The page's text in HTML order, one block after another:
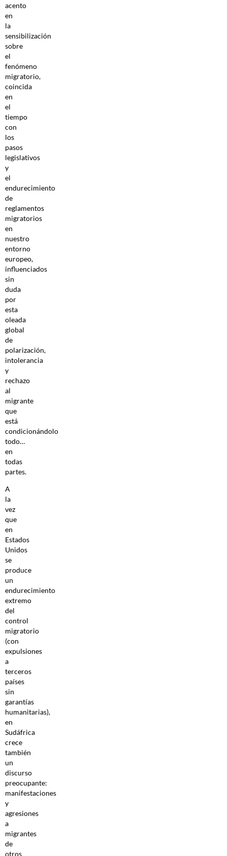
acento
en
la
sensibilización
sobre
el
fenómeno
migratorio,
coincida
en
el
tiempo
con
los
pasos
legislativos
y
el
endurecimiento
de
reglamentos
migratorios
en
nuestro
entorno
europeo,
influenciados
sin
duda
por
esta
oleada
global
de
polarización,
intolerancia
y
rechazo
al
migrante
que
está
condicionándolo
todo…
en
todas
partes.
A
la
vez
que
en
Estados
Unidos
se
produce
un
endurecimiento
extremo
del
control
migratorio
(con
expulsiones
a
terceros
países
sin
garantías
humanitarias),
en
Sudáfrica
crece
también
un
discurso
preocupante:
manifestaciones
y
agresiones
a
migrantes
de
otros